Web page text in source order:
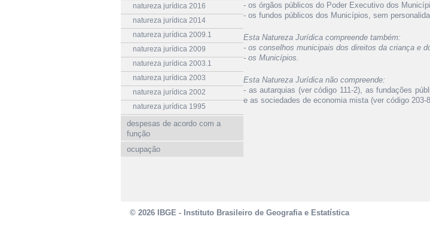
natureza jurídica 2016
natureza jurídica 2014
natureza jurídica 2009.1
natureza jurídica 2009
natureza jurídica 2003.1
natureza jurídica 2003
natureza jurídica 2002
natureza jurídica 1995
despesas de acordo com a
função
ocupação
- os órgãos públicos do Poder Executivo dos
- os fundos públicos dos Municípios, sem
Esta Natureza Jurídica compreende também:
- os conselhos municipais dos direitos da criança e
- os Municípios.
Esta Natureza Jurídica não compreende:
- as autarquias (ver código 111-2), as fundações
e as sociedades de economia mista (ver código 203-
© 2026 IBGE - Instituto Brasileiro de Geografia e Estatística